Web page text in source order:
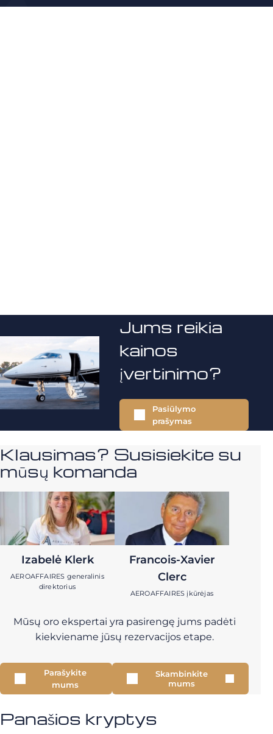
Jums reikia
kainos
įvertinimo?
Pasiūlymo
prašymas
Klausimas? Susisiekite su
mūsų komanda
Izabelė Klerk
AEROAFFAIRES generalinis
direktorius
Francois-Xavier
Clerc
AEROAFFAIRES įkūrėjas
Mūsų oro ekspertai yra pasirengę jums padėti
kiekviename jūsų rezervacijos etape.
Parašykite
mums
Skambinkite
mums
Panašios kryptys